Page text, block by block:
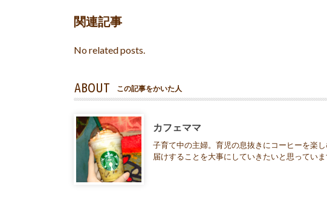
関連記事
No related posts.
ABOUT この記事をかいた人
カフェママ
子育て中の主婦。育児の息抜きにコーヒーを楽
届けすることを大事にしていきたいと思っていま